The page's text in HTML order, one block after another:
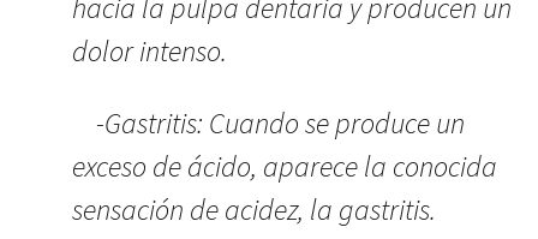
hacia la pulpa dentaria y producen un
dolor intenso.
-Gastritis: Cuando se produce un
exceso de ácido, aparece la conocida
sensación de acidez, la gastritis.